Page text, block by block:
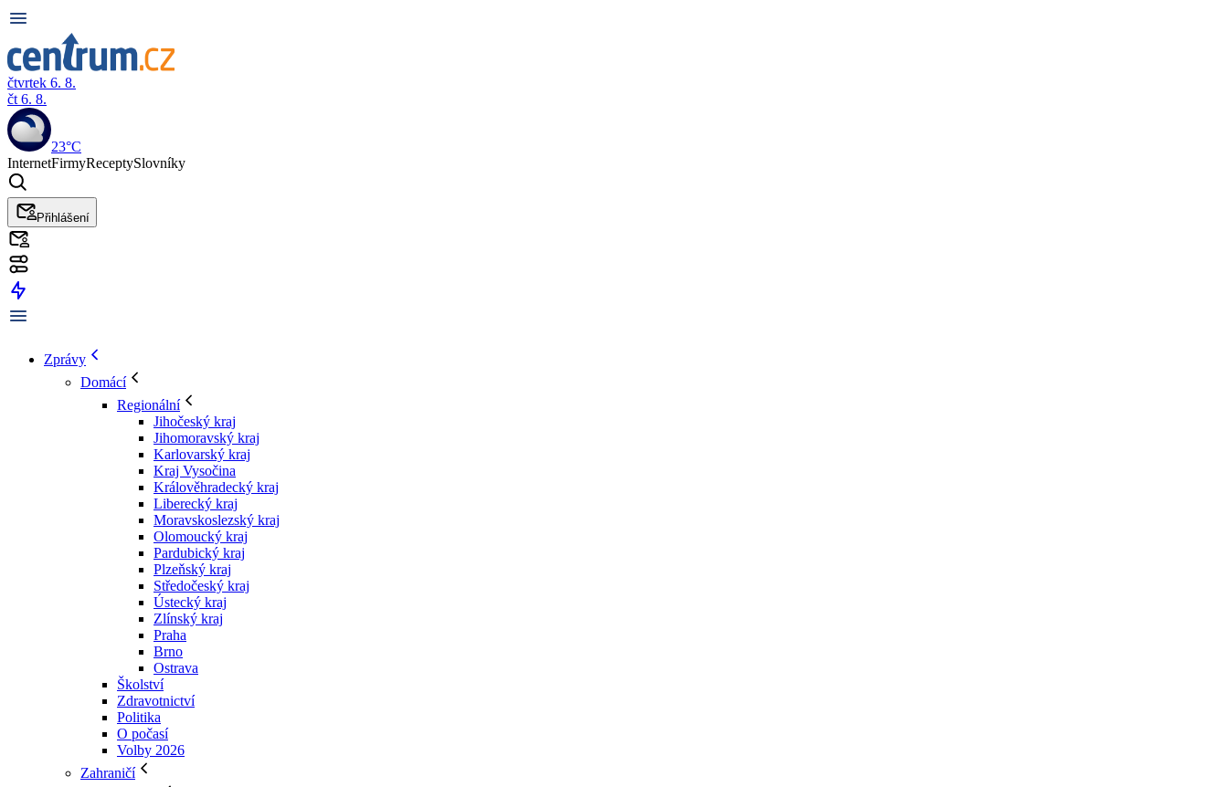
čtvrtek 6. 8.
čt 6. 8.
23°C
InternetFirmyReceptySlovníky
Přihlášení
Zprávy
Domácí
Regionální
Jihočeský kraj
Jihomoravský kraj
Karlovarský kraj
Kraj Vysočina
Králověhradecký kraj
Liberecký kraj
Moravskoslezský kraj
Olomoucký kraj
Pardubický kraj
Plzeňský kraj
Středočeský kraj
Ústecký kraj
Zlínský kraj
Praha
Brno
Ostrava
Školství
Zdravotnictví
Politika
O počasí
Volby 2026
Zahraničí